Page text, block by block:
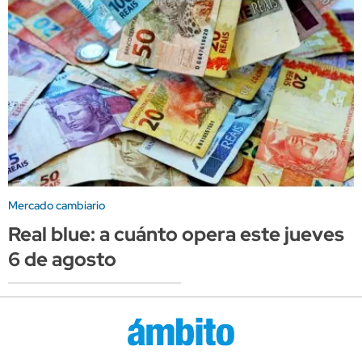
Mercado cambiario
Real blue: a cuánto opera este jueves
6 de agosto